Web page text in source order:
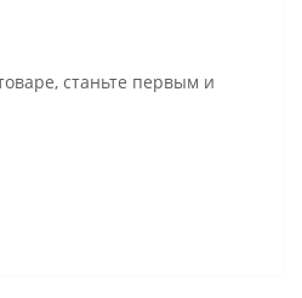
станьте первым и